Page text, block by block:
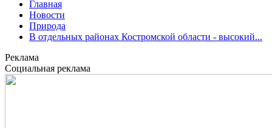
Главная
Новости
Природа
В отдельных районах Костромской области - высокий...
Реклама
Социальная реклама